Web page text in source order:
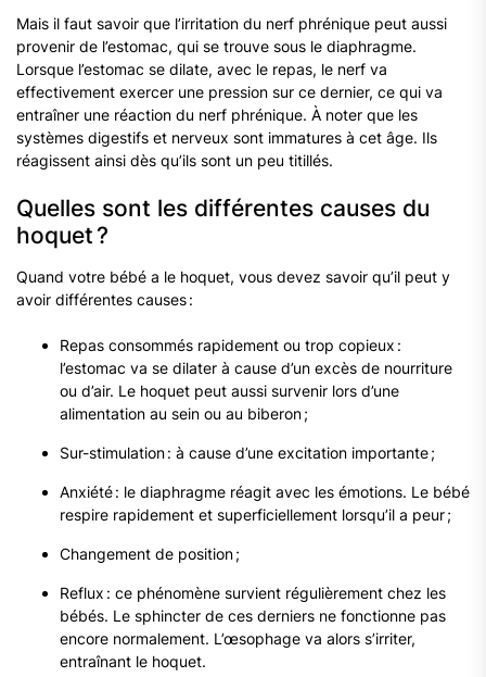
Mais il faut savoir que l’irritation du nerf phrénique peut aussi
provenir de l’estomac, qui se trouve sous le diaphragme.
Lorsque l’estomac se dilate, avec le repas, le nerf va
effectivement exercer une pression sur ce dernier, ce qui va
entraîner une réaction du nerf phrénique. À noter que les
systèmes digestifs et nerveux sont immatures à cet âge. Ils
réagissent ainsi dès qu’ils sont un peu titillés.
Quelles sont les différentes causes du
hoquet ?
Quand votre bébé a le hoquet, vous devez savoir qu’il peut y
avoir différentes causes :
Repas consommés rapidement ou trop copieux :
l’estomac va se dilater à cause d’un excès de nourriture
ou d’air. Le hoquet peut aussi survenir lors d’une
alimentation au sein ou au biberon ;
Sur-stimulation : à cause d’une excitation importante ;
Anxiété : le diaphragme réagit avec les émotions. Le bébé
respire rapidement et superficiellement lorsqu’il a peur ;
Changement de position ;
Reflux : ce phénomène survient régulièrement chez les
bébés. Le sphincter de ces derniers ne fonctionne pas
encore normalement. L’œsophage va alors s’irriter,
entraînant le hoquet.